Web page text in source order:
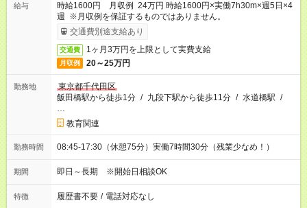
給与
時給1600円 月収例 24万円 時給1600円×実働7h30m×週5日×4
週 ※月収例を保証するものではありません。
交通費別途支給あり
交通費 1ヶ月3万円を上限として実費支給
月収例 20～25万円
勤務地
東京都千代田区
飯田橋駅から徒歩1分 / 九段下駅から徒歩11分 / 水道橋駅 /
…
教育関連
勤務時間 08:45-17:30（休憩75分）実働7時間30分（残業少なめ！）
期間 即日～長期 ※開始日相談OK
特徴 履歴書不要 / 電話対応なし